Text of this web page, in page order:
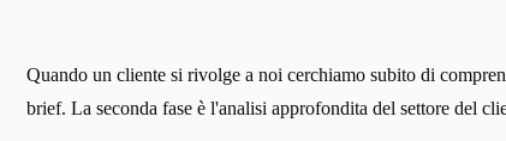
Quando un cliente si rivolge a noi cerchiamo subito di
brief. La seconda fase è l'analisi approfondita del settore del